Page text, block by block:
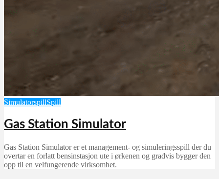
SimulatorspillSpill
Gas Station Simulator
Gas Station Simulator er et management- og simuleringsspill der du
overtar en forlatt bensinstasjon ute i ørkenen og gradvis bygger den
opp til en velfungerende virksomhet.